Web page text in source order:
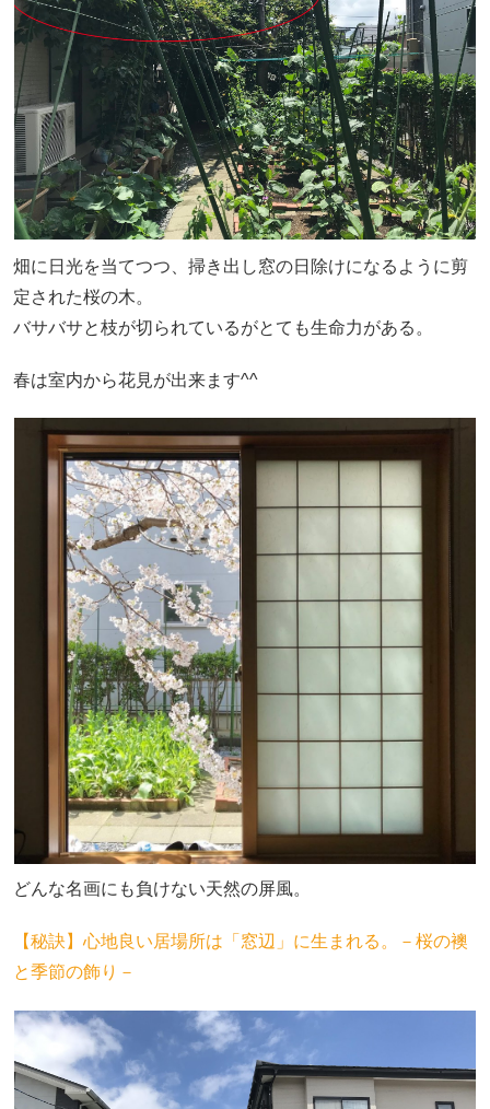
畑に日光を当てつつ、掃き出し窓の日除けになるように剪
定された桜の木。
バサバサと枝が切られているがとても生命力がある。
春は室内から花見が出来ます^^
どんな名画にも負けない天然の屏風。
【秘訣】心地良い居場所は「窓辺」に生まれる。－桜の襖
と季節の飾り－